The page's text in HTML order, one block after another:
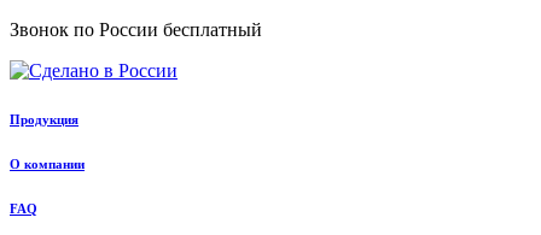
Звонок по России бесплатный
Продукция
О компании
FAQ